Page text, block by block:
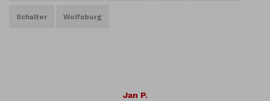
Schalter Wolfsburg
Jan P.